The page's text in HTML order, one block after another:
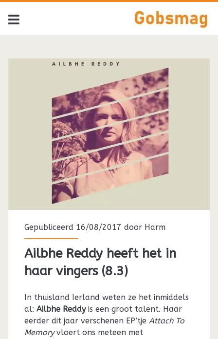
Gepubliceerd 16/08/2017 door Harm
Ailbhe Reddy heeft het in
haar vingers (8.3)
In thuisland Ierland weten ze het inmiddels
al: Ailbhe Reddyis een groot talent. Haar
eerder dit jaar verschenen EP’tje Attach To
Memoryvloert ons meteen met